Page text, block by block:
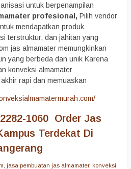
untuk berpenampilan
profesional, Pilih vendor
mendapatkan produk
terstruktur, dan jahitan yang
jas almamater memungkinkan
yang berbeda dan unik Karena
konveksi almamater
rapi dan memuaskan
1060 Order Jas
Terdekat Di
jasa pembuatan jas almamater, konveksi